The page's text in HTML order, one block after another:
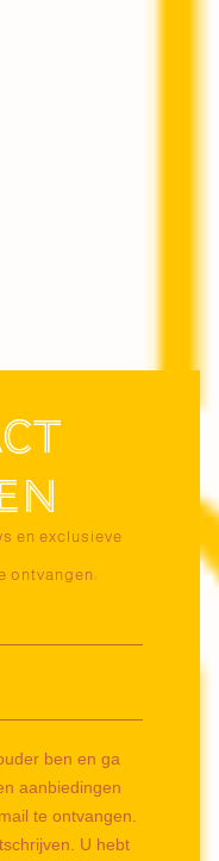
en exclusieve
ontvangen:
ben en ga
aanbiedingen
te ontvangen.
U hebt